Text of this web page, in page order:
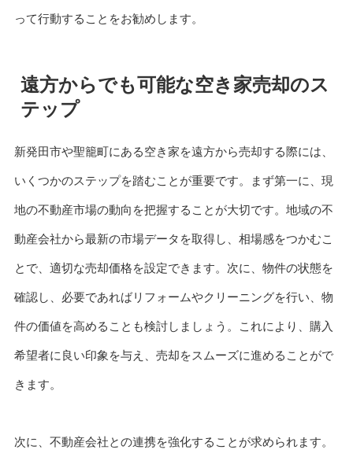
って行動することをお勧めします。
遠方からでも可能な空き家売却のス
テップ
新発田市や聖籠町にある空き家を遠方から売却する際には、
いくつかのステップを踏むことが重要です。まず第一に、現
地の不動産市場の動向を把握することが大切です。地域の不
動産会社から最新の市場データを取得し、相場感をつかむこ
とで、適切な売却価格を設定できます。次に、物件の状態を
確認し、必要であればリフォームやクリーニングを行い、物
件の価値を高めることも検討しましょう。これにより、購入
希望者に良い印象を与え、売却をスムーズに進めることがで
きます。
次に、不動産会社との連携を強化することが求められます。